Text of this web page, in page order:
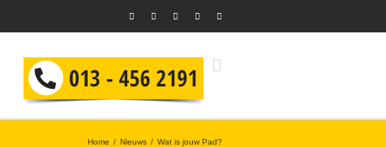
Home Nieuws Wat is jouw Pad?